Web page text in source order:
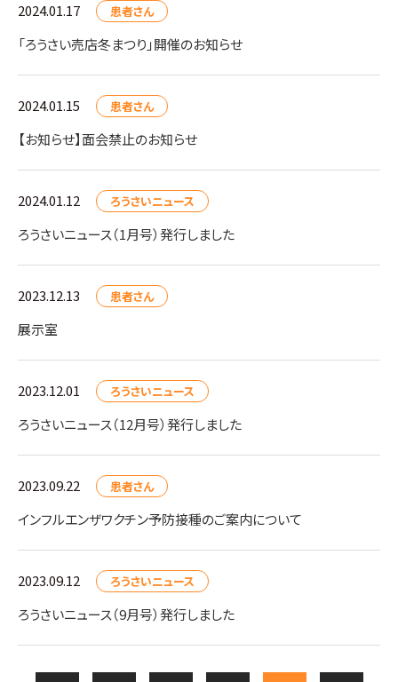
2024.01.17 患者さん
「ろうさい売店冬まつり」開催のお知らせ
2024.01.15 患者さん
【お知らせ】面会禁止のお知らせ
2024.01.12 ろうさいニュース
ろうさいニュース（1月号）発行しました
2023.12.13 患者さん
展示室
2023.12.01 ろうさいニュース
ろうさいニュース（12月号）発行しました
2023.09.22 患者さん
インフルエンザワクチン予防接種のご案内について
2023.09.12 ろうさいニュース
ろうさいニュース（9月号）発行しました